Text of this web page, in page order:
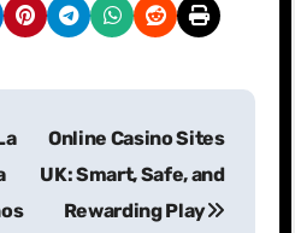
Online Casino Sites
UK: Smart, Safe, and
Rewarding Play